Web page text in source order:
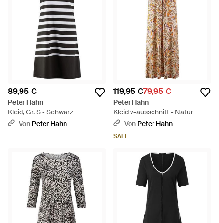
89,95 €
Peter Hahn
Kleid, Gr. S - Schwarz
Von Peter Hahn
119,95 €79,95 €
Peter Hahn
Kleid v-ausschnitt - Natur
Von Peter Hahn
SALE